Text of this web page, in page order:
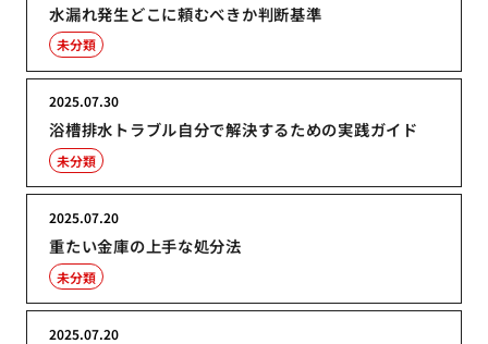
水漏れ発生どこに頼むべきか判断基準
未分類
浴槽排水トラブル自分で解決するための実践ガイド
2025.07.30
未分類
重たい金庫の上手な処分法
2025.07.20
未分類
2025.07.20